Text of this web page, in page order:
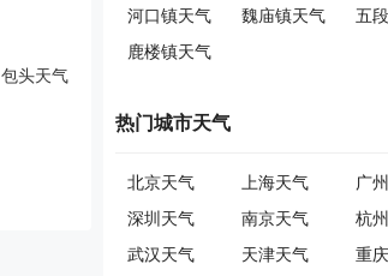
包头天气
河口镇天气
魏庙镇天气
五
鹿楼镇天气
热门城市天气
北京天气 上海天气
广
深圳天气
南京天气
杭
武汉天气
天津天气 重